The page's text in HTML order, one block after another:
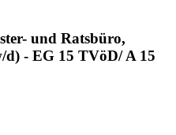
und Ratsbüro,
d) - EG 15 TVöD/ A 15